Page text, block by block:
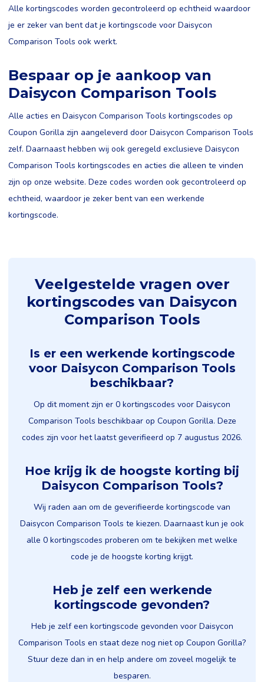
Alle kortingscodes worden gecontroleerd op echtheid waardoor
je er zeker van bent dat je kortingscode voor Daisycon
Comparison Tools ook werkt.
Bespaar op je aankoop van
Daisycon Comparison Tools
Alle acties en Daisycon Comparison Tools kortingscodes op
Coupon Gorilla zijn aangeleverd door Daisycon Comparison Tools
zelf. Daarnaast hebben wij ook geregeld exclusieve Daisycon
Comparison Tools kortingscodes en acties die alleen te vinden
zijn op onze website. Deze codes worden ook gecontroleerd op
echtheid, waardoor je zeker bent van een werkende
kortingscode.
Veelgestelde vragen over
kortingscodes van Daisycon
Comparison Tools
Is er een werkende kortingscode
voor Daisycon Comparison Tools
beschikbaar?
Op dit moment zijn er 0 kortingscodes voor Daisycon
Comparison Tools beschikbaar op Coupon Gorilla. Deze
codes zijn voor het laatst geverifieerd op 7 augustus 2026.
Hoe krijg ik de hoogste korting bij
Daisycon Comparison Tools?
Wij raden aan om de geverifieerde kortingscode van
Daisycon Comparison Tools te kiezen. Daarnaast kun je ook
alle 0 kortingscodes proberen om te bekijken met welke
code je de hoogste korting krijgt.
Heb je zelf een werkende
kortingscode gevonden?
Heb je zelf een kortingscode gevonden voor Daisycon
Comparison Tools en staat deze nog niet op Coupon Gorilla?
Stuur deze dan in en help andere om zoveel mogelijk te
besparen.